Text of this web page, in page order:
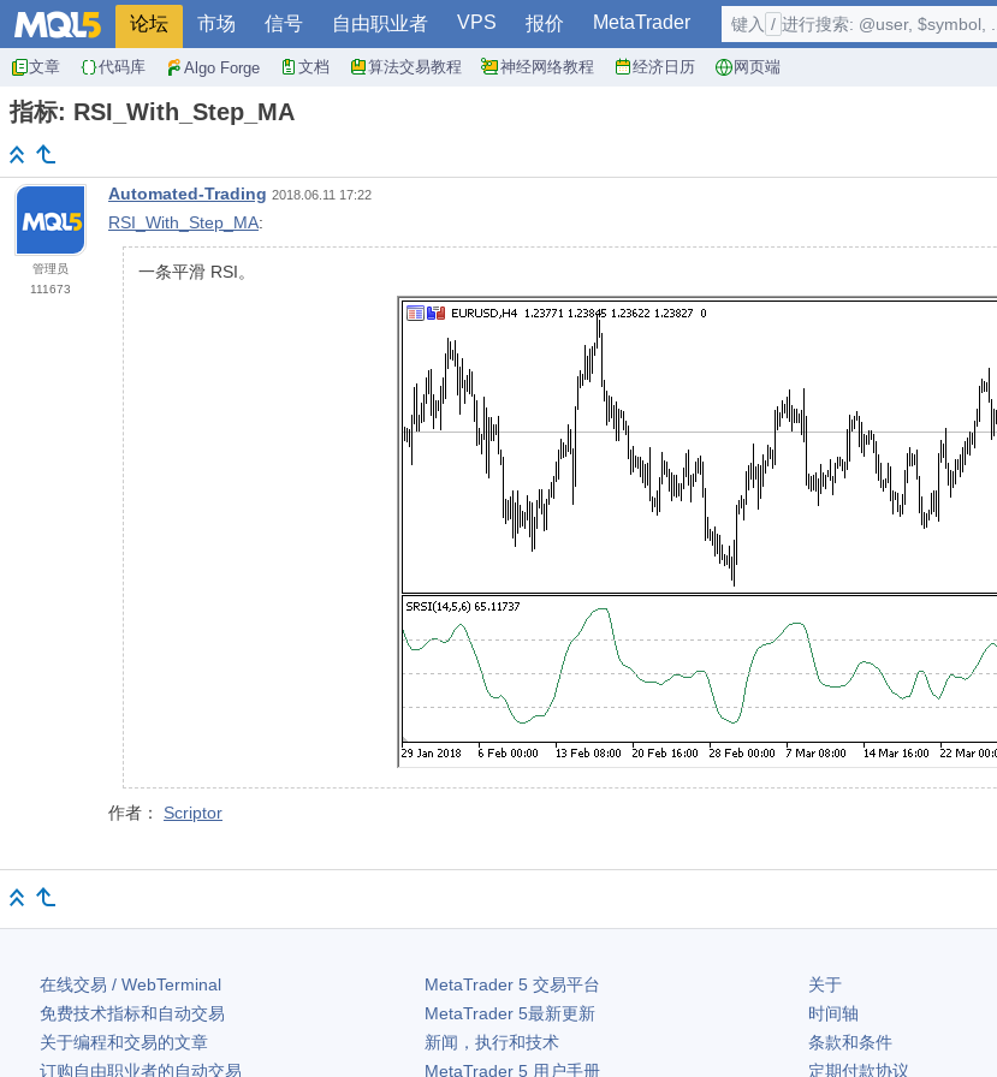
论坛 市场 信号 自由职业者 VPS 报价 MetaTrader
文章 代码库 Algo Forge 文档 算法交易教程 神经网络教程 经济日历 网页端
键入 / 进行搜索: @user, $symbol, ...
指标: RSI_With_Step_MA
管理员
111673
Automated-Trading 2018.06.11 17:22
RSI_With_Step_MA:
一条平滑 RSI。
作者： Scriptor
在线交易 / WebTerminal
免费技术指标和自动交易
关于编程和交易的文章
订购自由职业者的自动交易
MetaTrader 5交易平台
MetaTrader 5最新更新
新闻，执行和技术
MetaTrader 5用户手册
关于
时间轴
条款和条件
定期付款协议